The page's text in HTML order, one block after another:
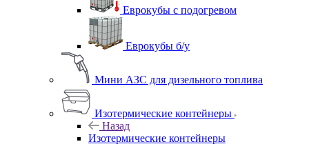
Еврокубы с подогревом
Еврокубы б/у
Мини АЗС для дизельного топлива
Изотермические контейнеры
Назад
Изотермические контейнеры